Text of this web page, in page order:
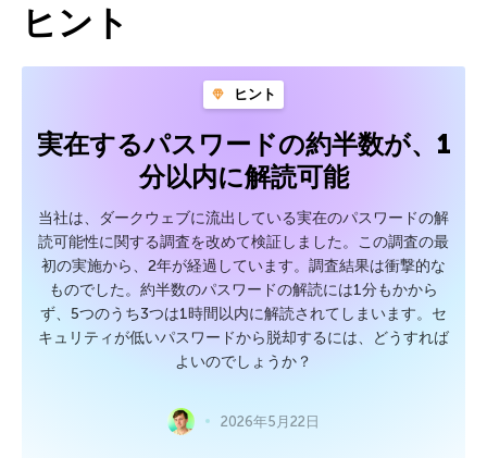
ヒント
ヒント
実在するパスワードの約半数が、1
分以内に解読可能
当社は、ダークウェブに流出している実在のパスワードの解
読可能性に関する調査を改めて検証しました。この調査の最
初の実施から、2年が経過しています。調査結果は衝撃的な
ものでした。約半数のパスワードの解読には1分もかから
ず、5つのうち3つは1時間以内に解読されてしまいます。セ
キュリティが低いパスワードから脱却するには、どうすれば
よいのでしょうか？
2026年5月22日